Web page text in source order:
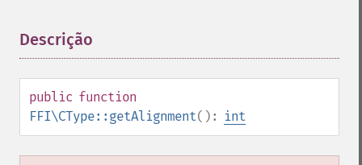
Descrição
public function
FFI\CType::getAlignment(): int